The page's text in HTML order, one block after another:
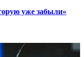
уже забыли»